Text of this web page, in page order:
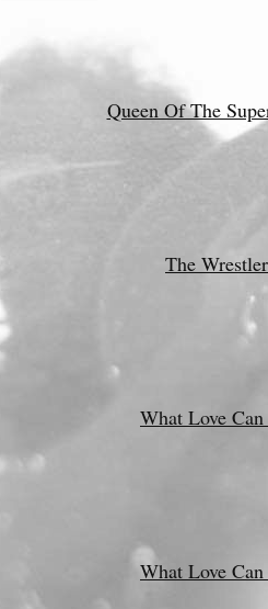
Queen Of The
The Wrestler
What Love
What Love